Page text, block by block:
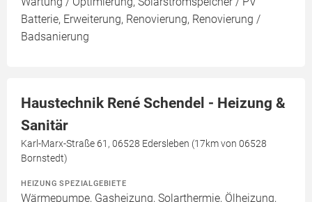
Batterie, Erweiterung, Renovierung, Renovierung /
Badsanierung
Haustechnik René Schendel - Heizung &
Sanitär
Karl-Marx-Straße 61, 06528 Edersleben (17km von 06528
Bornstedt)
HEIZUNG SPEZIALGEBIETE
Wärmepumpe, Gasheizung, Solarthermie, Ölheizung,